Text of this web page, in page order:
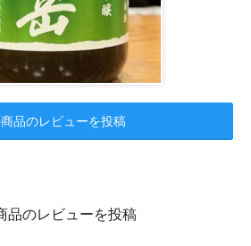
品のレビューを投稿
品のレビューを投稿